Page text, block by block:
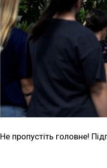
Не пропустіть головне!